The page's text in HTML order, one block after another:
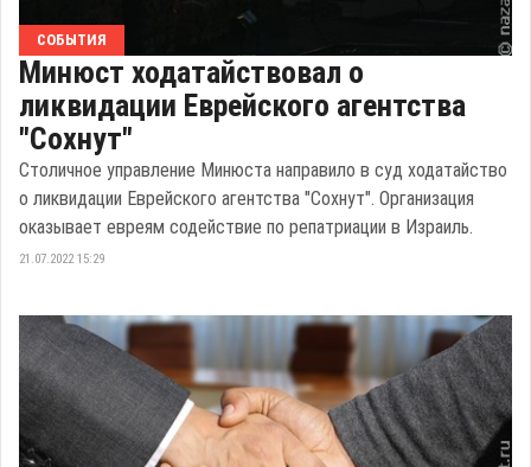
СОБЫТИЯ
Минюст ходатайствовал о
ликвидации Еврейского агентства
"Сохнут"
Столичное управление Минюста направило в суд ходатайство
о ликвидации Еврейского агентства "Сохнут". Организация
оказывает евреям содействие по репатриации в Израиль.
21.07.2022 15:29